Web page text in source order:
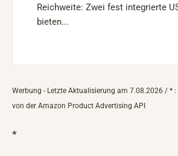
Reichweite: Zwei fest integrierte
bieten...
Werbung - Letzte Aktualisierung am 7.08.2026 / *
von der Amazon Product Advertising API
*